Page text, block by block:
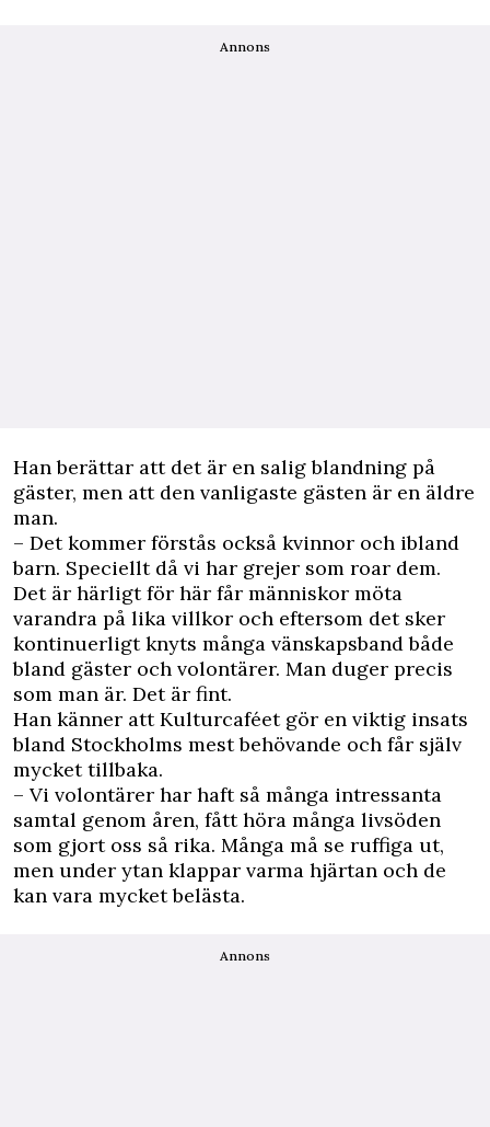
Annons
Han berättar att det är en salig blandning på
gäster, men att den vanligaste gästen är en äldre
man.
– Det kommer förstås också kvinnor och ibland
barn. Speciellt då vi har grejer som roar dem.
Det är härligt för här får människor möta
varandra på lika villkor och eftersom det sker
kontinuerligt knyts många vänskapsband både
bland gäster och volontärer. Man duger precis
som man är. Det är fint.
Han känner att Kulturcaféet gör en viktig insats
bland Stockholms mest behövande och får själv
mycket tillbaka.
– Vi volontärer har haft så många intressanta
samtal genom åren, fått höra många livsöden
som gjort oss så rika. Många må se ruffiga ut,
men under ytan klappar varma hjärtan och de
kan vara mycket belästa.
Annons